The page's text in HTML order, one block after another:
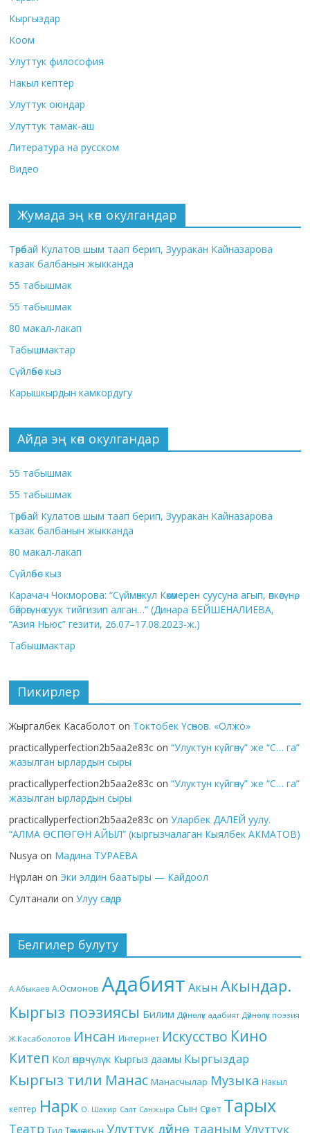
Кыргыздар
Коом
Улуттук философия
Накыл кептер
Улуттук оюндар
Улуттук тамак-аш
Литература на русском
Видео
Жумада эң көп окулгандар
Төрөбай Кулатов шым таап берип, Зууракан Кайназарова
казак балбанын жыкканда
55 табышмак
55 табышмак
80 макал-лакап
Табышмактар
Сүйлөбөс кыз
Карышкырдын камкордугу
Айда эң көп окулгандар
55 табышмак
55 табышмак
Төрөбай Кулатов шым таап берип, Зууракан Кайназарова
казак балбанын жыкканда
80 макал-лакап
Сүйлөбөс кыз
Карачач Чокморова: “Сүймөнкул Көкөмерен суусуна агып, өпкөсүнө,
бөйрөгүнө суук тийгизип алган…” (Динара БЕЙШЕНАЛИЕВА,
“Азия Ньюс” гезити, 26.07–17.08.2023-ж.)
Табышмактар
Пикирлер
Жыргалбек Касаболот on Токтобек Үсөнов. «Олжо»
practicallyperfection2b5aa2e83c on“Улуктун күйгөнү” же “С… га”
жазылган ырлардын сыры
practicallyperfection2b5aa2e83c on“Улуктун күйгөнү” же “С… га”
жазылган ырлардын сыры
practicallyperfection2b5aa2e83c onУларбек ДАЛЕЙ уулу.
“АЛМА ӨСПӨГӨН АЙЫЛ” (кыргызчалаган Кыялбек АКМАТОВ)
Nusya on Мадина ТУРАЕВА
Нұрлан on Эки элдин баатыры — Кайдоол
Султанали onУлуу сөздөр
Белгилер булуту
А.Абыкаев А.Осмонов Адабият Акын Акындар.
Кыргыз поэзиясы Билим Дүйнөлүк адабият Дүйнөлүк поэзия
Ж.Касаболотов Инсан Интернет Искусство Кино
Китеп Кол өнөрчүлүк Кыргыз даамы Кыргыздар
Кыргыз тили Манас Манасчылар Музыка Накыл
кептер Нарк О. Шакир Салт Санжыра Сын Сүрөт Тарых
Театр Тил Төкмө акын Улуттук дүйнө тааным Улуттук